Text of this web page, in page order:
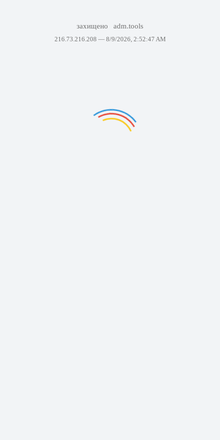
захищено adm.tools
216.73.216.208 — 8/9/2026, 2:52:47 AM